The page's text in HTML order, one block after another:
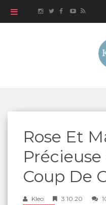
Rose Et
Précieuse
Coup De
Kleo 3.10.20